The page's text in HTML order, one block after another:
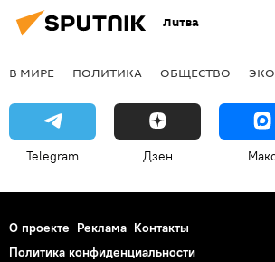
Литва
В МИРЕ ПОЛИТИКА ОБЩЕСТВО
Telegram Дзен
О проекте Реклама Контакты
Политика конфиденциальности